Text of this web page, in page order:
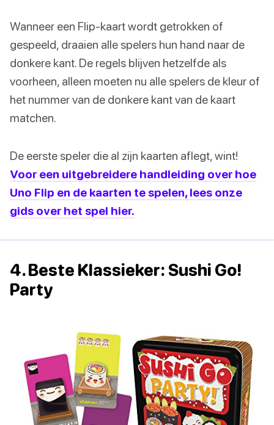
Wanneer een Flip-kaart wordt getrokken of
gespeeld, draaien alle spelers hun hand naar de
donkere kant. De regels blijven hetzelfde als
voorheen, alleen moeten nu alle spelers de kleur of
het nummer van de donkere kant van de kaart
matchen.
De eerste speler die al zijn kaarten aflegt, wint!
Voor een uitgebreidere handleiding over hoe
Uno Flip en de kaarten te spelen, lees onze
gids over het spel hier.
4. Beste Klassieker: Sushi Go!
Party